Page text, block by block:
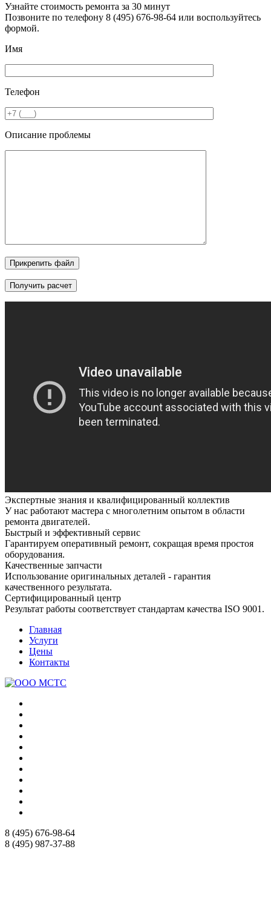
Узнайте стоимость ремонта за 30 минут
Позвоните по телефону 8 (495) 676-98-64 или воспользуйтесь
формой.
Имя
Телефон
Описание проблемы
Экспертные знания и квалифицированный коллектив
У нас работают мастера с многолетним опытом в области
ремонта двигателей.
Быстрый и эффективный сервис
Гарантируем оперативный ремонт, сокращая время простоя
оборудования.
Качественные запчасти
Использование оригинальных деталей - гарантия
качественного результата.
Сертифицированный центр
Результат работы соответствует стандартам качества ISO 9001.
Главная
Услуги
Цены
Контакты
8 (495) 676-98-64
8 (495) 987-37-88